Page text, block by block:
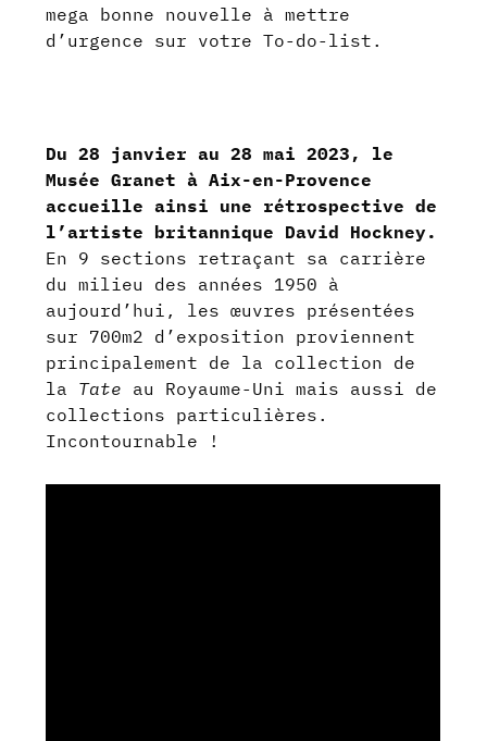
mega bonne nouvelle à mettre
d’urgence sur votre To-do-list.
Du 28 janvier au 28 mai 2023, le
Musée Granet à Aix-en-Provence
accueille ainsi une rétrospective de
l’artiste britannique David Hockney.
En 9 sections retraçant sa carrière
du milieu des années 1950 à
aujourd’hui, les œuvres présentées
sur 700m2 d’exposition proviennent
principalement de la collection de
la Tate au Royaume-Uni mais aussi de
collections particulières.
Incontournable !